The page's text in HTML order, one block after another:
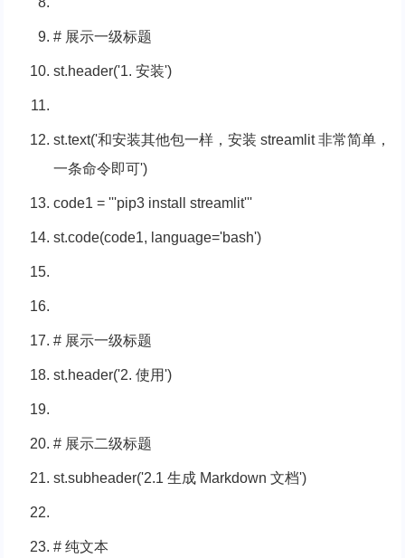
# 展示一级标题
st.header('1. 安装')
st.text('和安装其他包一样，安装 streamlit 非常简单，
一条命令即可')
code1 = '''pip3 install streamlit'''
st.code(code1, language='bash')
# 展示一级标题
st.header('2. 使用')
# 展示二级标题
st.subheader('2.1 生成 Markdown 文档')
# 纯文本